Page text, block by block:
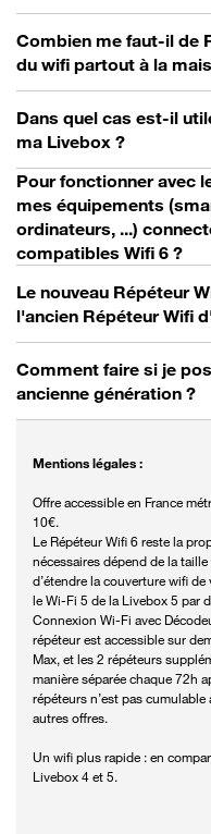
Combien me faut-il de
du wifi partout à la
Dans quel cas est-il
ma Livebox ?
Pour fonctionner avec
mes équipements
ordinateurs, ...)
compatibles Wifi 6 ?
Le nouveau Répéteur
l'ancien Répéteur Wifi
Comment faire si je
ancienne génération ?
Mentions légales :
Offre accessible en France
10€.
Le Répéteur Wifi 6 reste la
nécessaires dépend de la
d’étendre la couverture wifi
le Wi-Fi 5 de la Livebox 5 par
Connexion Wi-Fi avec
répéteur est accessible sur
Max, et les 2 répéteurs
manière séparée chaque 72h
répéteurs n’est pas
autres offres.
Un wifi plus rapide : en
Livebox 4 et 5.